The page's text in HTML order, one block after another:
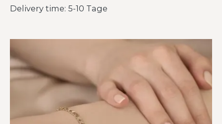
Delivery time: 5-10 Tage